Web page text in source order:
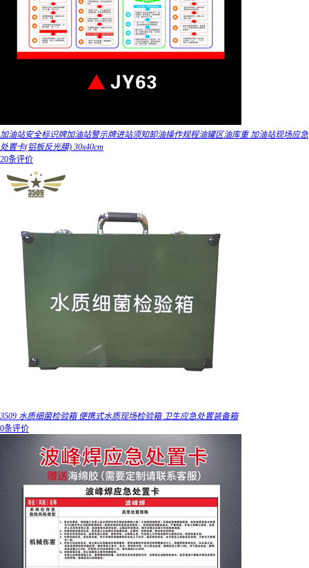
加油站安全标识牌加油站警示牌进站须知卸油操作规程油罐区油库重 加油站现场应急
处置卡(铝板反光膜) 30x40cm
20条评价
3509 水质细菌检验箱 便携式水质现场检验箱 卫生应急处置装备箱
0条评价